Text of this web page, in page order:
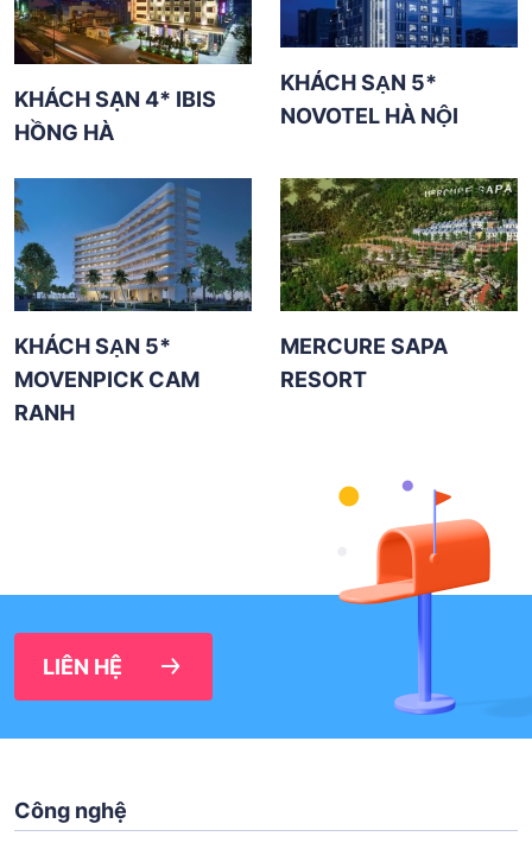
KHÁCH SẠN 4* IBIS
HỒNG HÀ
KHÁCH SẠN 5*
NOVOTEL HÀ NỘI
KHÁCH SẠN 5*
MOVENPICK CAM
RANH
MERCURE SAPA
RESORT
LIÊN HỆ
Công nghệ